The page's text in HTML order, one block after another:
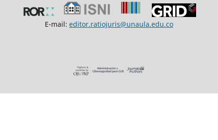
E-mail: editor.ratiojuris@unaula.edu.co